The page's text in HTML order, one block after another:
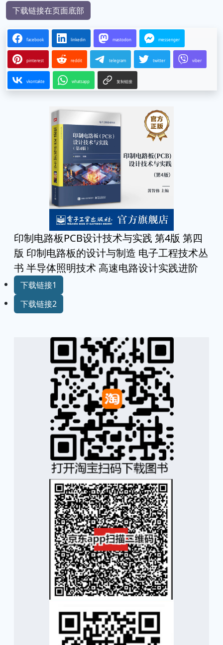
下载链接在页面底部
facebook linkedin mastodon messenger
pinterest reddit telegram twitter viber
vkontakte whatsapp 复制链接
印制电路板PCB设计技术与实践 第4版 第四
版 印制电路板的设计与制造 电子工程技术丛
书 半导体照明技术 高速电路设计实践进阶
下载链接1
下载链接2